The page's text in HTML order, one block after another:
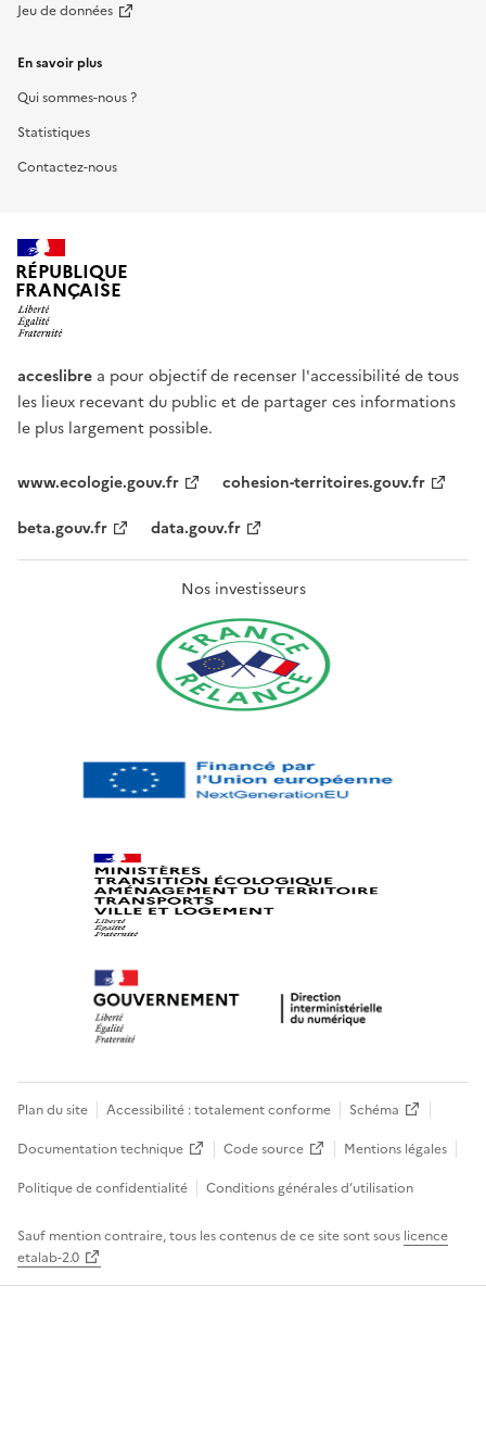
Jeu de données
En savoir plus
Qui sommes-nous ?
Statistiques
Contactez-nous
RÉPUBLIQUE
FRANÇAISE
acceslibre a pour objectif de recenser l'accessibilité de tous
les lieux recevant du public et de partager ces informations
le plus largement possible.
www.ecologie.gouv.fr
cohesion-territoires.gouv.fr
beta.gouv.fr
data.gouv.fr
Nos investisseurs
Plan du site Accessibilité : totalement conforme
Schéma
Documentation technique
Code source
Mentions légales
Politique de confidentialité
Conditions générales d’utilisation
Sauf mention contraire, tous les contenus de ce site sont sous licence
etalab-2.0